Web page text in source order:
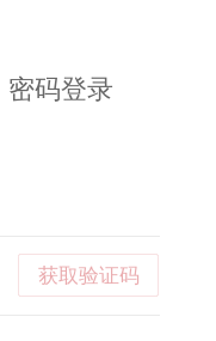
密码登录
获取验证码